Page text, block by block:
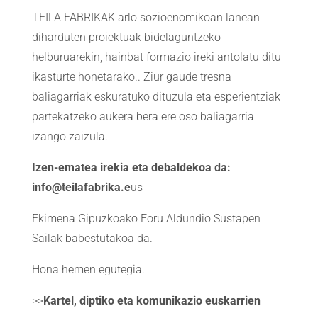
TEILA FABRIKAK arlo sozioenomikoan lanean
diharduten proiektuak bidelaguntzeko
helburuarekin, hainbat formazio ireki antolatu ditu
ikasturte honetarako.. Ziur gaude tresna
baliagarriak eskuratuko dituzula eta esperientziak
partekatzeko aukera bera ere oso baliagarria
izango zaizula.
Izen-ematea irekia eta debaldekoa da:
info@teilafabrika.eus
Ekimena Gipuzkoako Foru Aldundio Sustapen
Sailak babestutakoa da.
Hona hemen egutegia.
>>Kartel, diptiko eta komunikazio euskarrien